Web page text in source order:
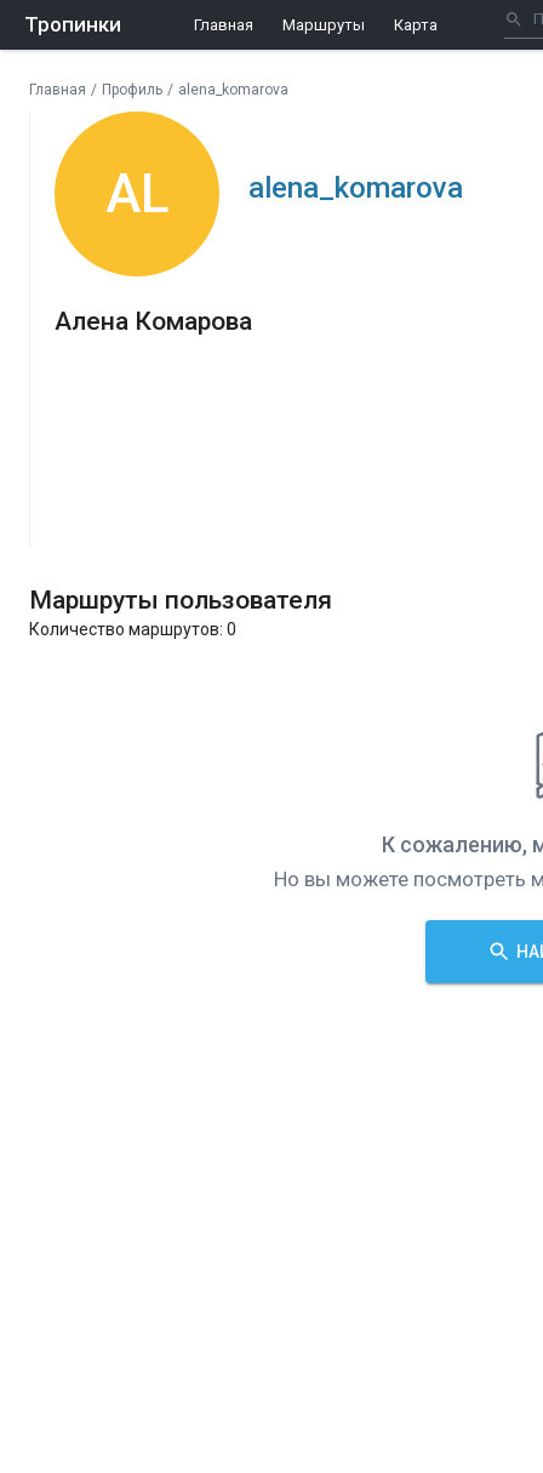
Тропинки Главная Маршруты Карта
Главная / Профиль / alena_komarova
AL alena_komarova
Алена Комарова
Маршруты пользователя
Количество маршрутов: 0
К сожалению,
Но вы можете посмотреть